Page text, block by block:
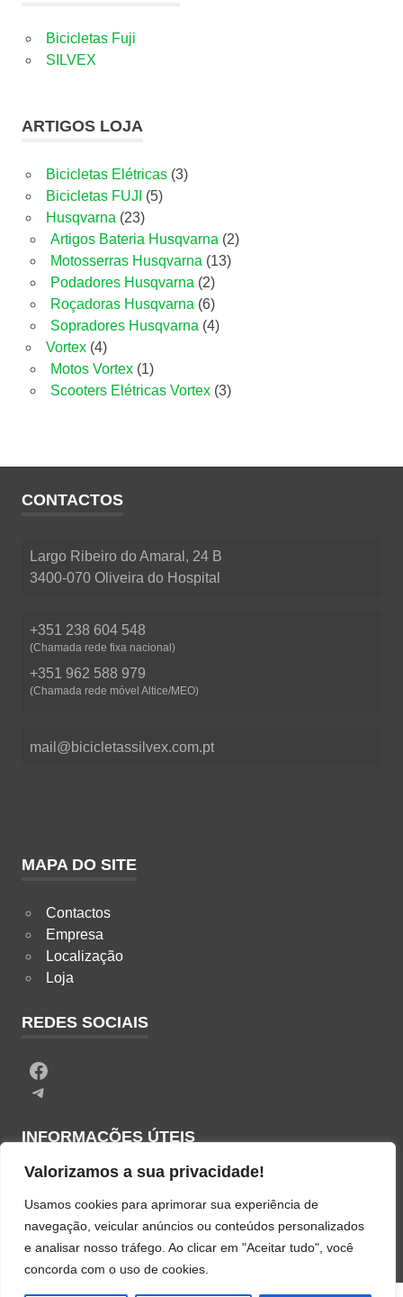
Valorizamos a sua privacidade!
Usamos cookies para aprimorar sua experiência de
navegação, veicular anúncios ou conteúdos personalizados
e analisar nosso tráfego. Ao clicar em "Aceitar tudo", você
concorda com o uso de cookies.
Bicicletas Fuji
SILVEX
ARTIGOS LOJA
Bicicletas Elétricas 33
Bicicletas FUJI 55
Husqvarna 2323
produtos
Artigos Bateria Husqvarna 22
Motosserras Husqvarna 1313
Podadores Husqvarna 22
produtos
Roçadoras Husqvarna 66
produtos
Sopradores Husqvarna 44
Vortex 44
produtos
Motos Vortex 11
produto
Scooters Elétricas Vortex 33
CONTACTOS
Largo Ribeiro do Amaral, 24 B
3400-070 Oliveira do Hospital
+351 238 604 548
(Chamada rede fixa nacional)
+351 962 588 979
(Chamada rede móvel Altice/MEO)
mail@bicicletassilvex.com.pt
MAPA DO SITE
Contactos
Empresa
Localização
Loja
REDES SOCIAIS
Facebook
Telegram
INFORMAÇÕES ÚTEIS
Termos & Condições
Política de Privacidade
Política de Cookies
Livro de Reclamações